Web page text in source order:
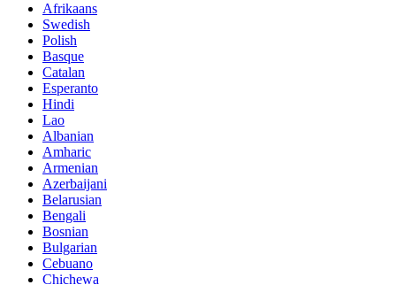
Afrikaans
Swedish
Polish
Basque
Catalan
Esperanto
Hindi
Lao
Albanian
Amharic
Armenian
Azerbaijani
Belarusian
Bengali
Bosnian
Bulgarian
Cebuano
Chichewa